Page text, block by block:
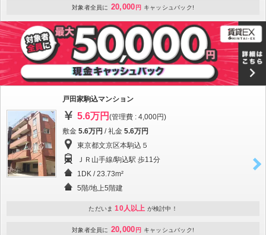
対象者全員に 20,000 円 キャッシュバック!
戸田家駒込マンション
5.6万円 (管理費 : 4,000円)
敷金 5.6万円 / 礼金 5.6万円
東京都文京区本駒込５
ＪＲ山手線/駒込駅 歩11分
1DK / 23.73m²
5階/地上5階建
ただいま 10人以上 が検討中！
対象者全員に 20,000 円 キャッシュバック!